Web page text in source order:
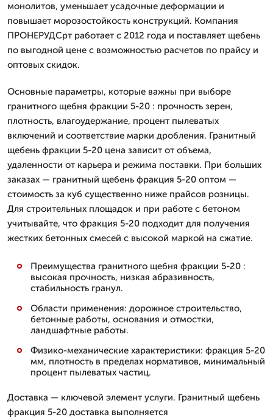
монолитов, уменьшает усадочные деформации и
повышает морозостойкость конструкций. Компания
ПРОНЕРУДСрт работает с 2012 года и поставляет щебень
по выгодной цене с возможностью расчетов по прайсу и
оптовых скидок.
Основные параметры, которые важны при выборе
гранитного щебня фракции 5-20 : прочность зерен,
плотность, влагоудержание, процент пылеватых
включений и соответствие марки дробления. Гранитный
щебень фракции 5-20 цена зависит от объема,
удаленности от карьера и режима поставки. При больших
заказах — гранитный щебень фракция 5-20 оптом —
стоимость за куб существенно ниже прайсов розницы.
Для строительных площадок и при работе с бетоном
учитывайте, что фракция 5-20 подходит для получения
жестких бетонных смесей с высокой маркой на сжатие.
Преимущества гранитного щебня фракции 5-20 :
высокая прочность, низкая абразивность,
стабильность гранул.
Области применения: дорожное строительство,
бетонные работы, основания и отмостки,
ландшафтные работы.
Физико-механические характеристики: фракция 5-20
мм, плотность в пределах нормативов, минимальный
процент пылеватых частиц.
Доставка — ключевой элемент услуги. Гранитный щебень
фракция 5-20 доставка выполняется